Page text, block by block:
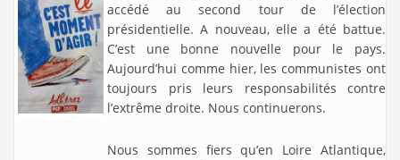
accédé au second tour de l’élection
présidentielle. A nouveau, elle a été battue.
C’est une bonne nouvelle pour le pays.
Aujourd’hui comme hier, les communistes ont
toujours pris leurs responsabilités contre
l’extrême droite. Nous continuerons.
Nous sommes fiers qu’en Loire Atlantique,